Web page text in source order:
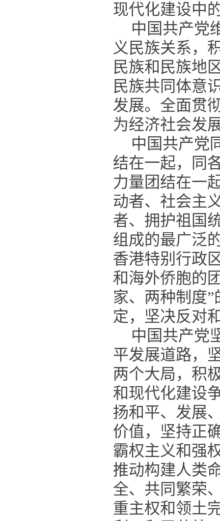
现代化建设中
中国共产党
义民族关系，
民族和民族地
民族共同体意
发展。全面贯
为经济社会发
中国共产党
结在一起，同
力量团结在一
动者、社会主
者、拥护祖国
组成的最广泛
香港特别行政
和海外侨胞的
家、两种制度
定，坚决反对
中国共产党
平发展道路，
两个大局，积
和现代化建设
扬和平、发展
价值，坚持正
霸权主义和强
推动构建人类
全、共同繁荣
重主权和领土